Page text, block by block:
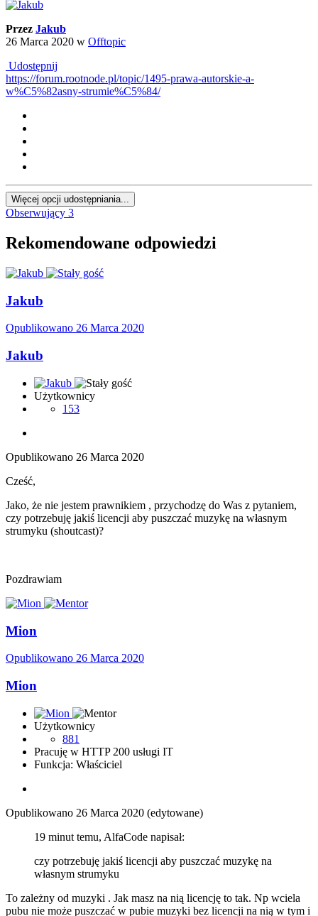
Przez Jakub
26 Marca 2020 w Offtopic
Udostępnij
https://forum.rootnode.pl/topic/1495-prawa-autorskie-a-
w%C5%82asny-strumie%C5%84/
Więcej opcji udostępniania...
Obserwujący 3
Rekomendowane odpowiedzi
Jakub
Opublikowano 26 Marca 2020
Jakub
Użytkownicy
153
Opublikowano 26 Marca 2020
Cześć,
Jako, że nie jestem prawnikiem , przychodzę do Was z pytaniem,
czy potrzebuję jakiś licencji aby puszczać muzykę na własnym
strumyku (shoutcast)?
Pozdrawiam
Mion
Opublikowano 26 Marca 2020
Mion
Użytkownicy
881
Pracuję w HTTP 200 usługi IT
Funkcja: Właściciel
Opublikowano 26 Marca 2020 (edytowane)
19 minut temu, AlfaCode napisał:
czy potrzebuję jakiś licencji aby puszczać muzykę na
własnym strumyku
To zależny od muzyki . Jak masz na nią licencję to tak. Np wciela
pubu nie może puszczać w pubie muzyki bez licencji na nią w tym i